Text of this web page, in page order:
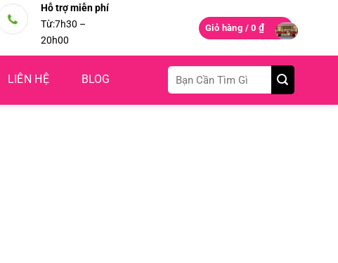
Hỗ trợ miễn phí
Từ:7h30 –
20h00
Giỏ hàng /0₫
LIÊN HỆ BLOG
Tìm
kiếm: